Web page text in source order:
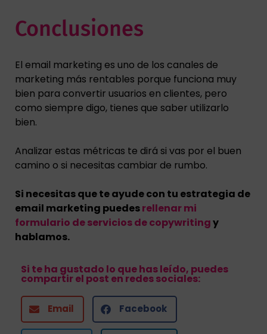
Conclusiones
El email marketing es uno de los canales de
marketing más rentables porque funciona muy
bien para convertir usuarios en clientes, pero
como siempre digo, tienes que saber utilizarlo
bien.
Analizar estas métricas te dirá si vas por el buen
camino o si necesitas cambiar de rumbo.
Si necesitas que te ayude con tu estrategia de
email marketing puedesrellenar mi
formulario de servicios de copywritingy
hablamos.
Si te ha gustado lo que has leído, puedes
compartir el post en redes sociales:
Email Facebook